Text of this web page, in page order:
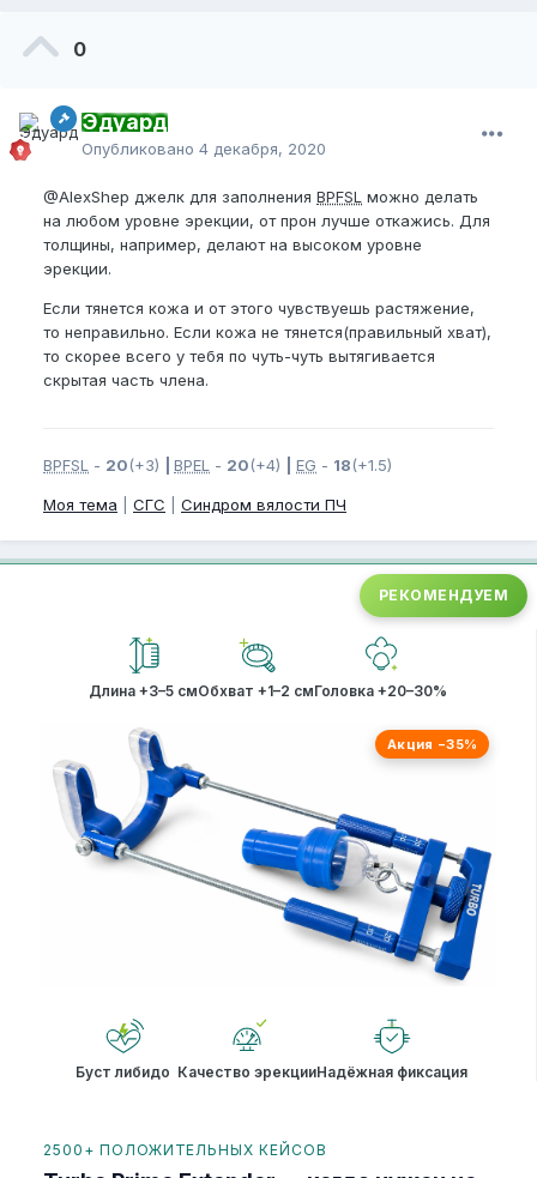
0
Эдуард
Опубликовано 4 декабря, 2020
@AlexShep джелк для заполнения BPFSL можно делать
на любом уровне эрекции, от прон лучше откажись. Для
толщины, например, делают на высоком уровне
эрекции.
Если тянется кожа и от этого чувствуешь растяжение,
то неправильно. Если кожа не тянется(правильный хват),
то скорее всего у тебя по чуть-чуть вытягивается
скрытая часть члена.
BPFSL - 20(+3) BPEL - 20(+4) EG - 18(+1.5)
Моя тема СГС Синдром вялости ПЧ
РЕКОМЕНДУЕМ
Длина +3–5 смОбхват +1–2 смГоловка +20–30%
Акция −35%
Буст либидо Качество эрекцииНадёжная фиксация
2500+ ПОЛОЖИТЕЛЬНЫХ КЕЙСОВ